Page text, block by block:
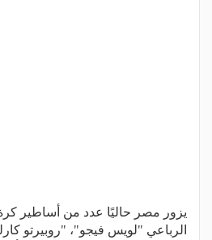
يزور مصر حاليًا عدد من أساطير كرة
الرباعي "لويس فيجو"، "روبيرتو